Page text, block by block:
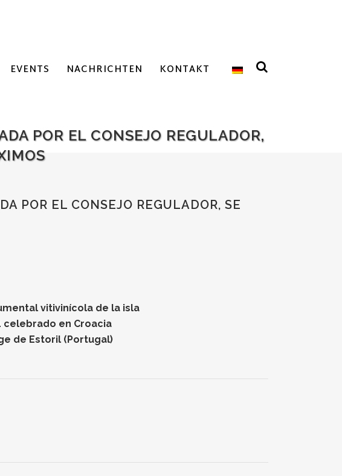
EVENTS NACHRICHTEN KONTAKT
POR EL CONSEJO REGULADOR,
POR EL CONSEJO REGULADOR, SE
vitivinícola de la isla
celebrado en Croacia
de Estoril (Portugal)